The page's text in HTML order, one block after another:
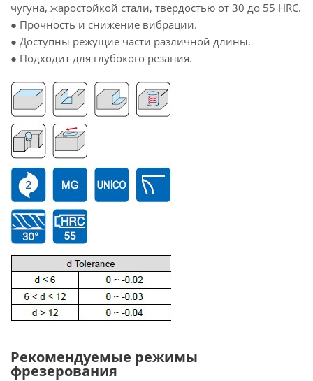
чугуна, жаростойкой стали, твердостью от 30 до 55 HRC.
● Прочность и снижение вибрации.
● Доступны режущие части различной длины.
● Подходит для глубокого резания.
Рекомендуемые режимы
фрезерования